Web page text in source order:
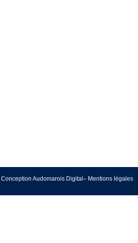
Conception Audomarois Digital – Mentions légales